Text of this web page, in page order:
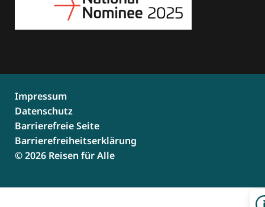
© 2026 Reisen für Alle
Impressum
Datenschutz
Barrierefreie Seite
Barrierefreiheitserklärung